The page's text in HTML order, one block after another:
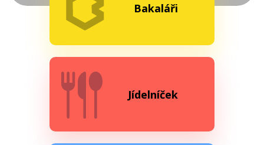
Bakaláři
Jídelníček